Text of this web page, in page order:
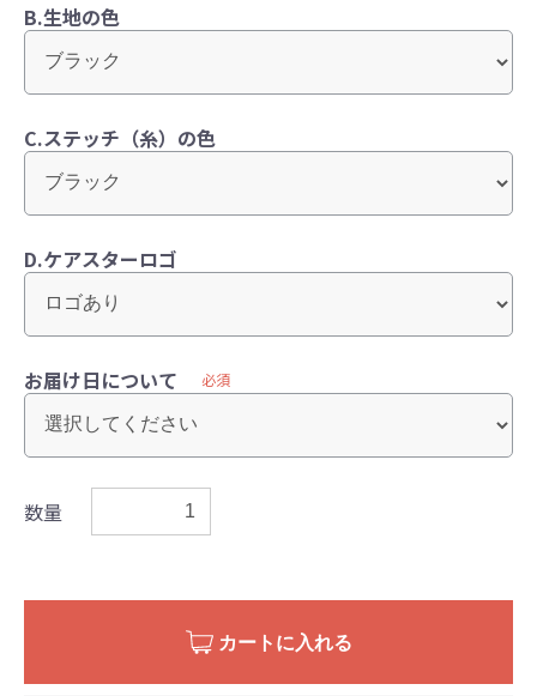
B.生地の色
C.ステッチ（糸）の色
D.ケアスターロゴ
お届け日について 必須
数量
カートに入れる